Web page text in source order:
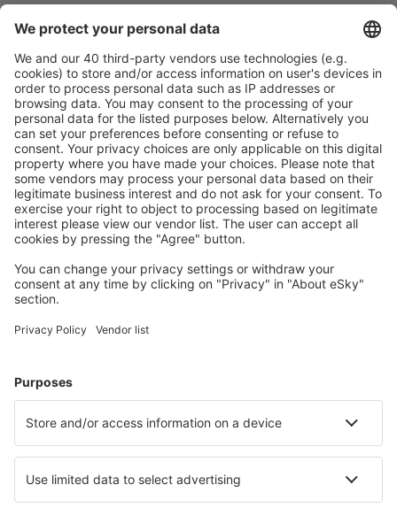
Zoek snel en gemakkelijk
Aanbieding afgestemd op uw verwachtingen.
Plan veilig
Zorgeloos boeken met gratiss annuleringsopties.
Bespaar meer
Reisaanbiedingen en speciale aanbiedingen voor
geregistreerde gebruikers.
Accommodaties die u bevallen
jeugdherbergen, appartementen en meer.
Hotels in Nederland - Populaire steden
Hotels in Callantsoog Hotels in Kamperland